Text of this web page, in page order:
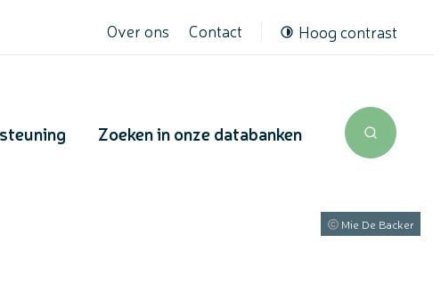
Over ons Contact Hoog contrast
Zoeken in onze databanken Zoek
Mie De Backer